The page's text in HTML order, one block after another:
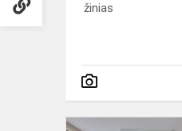
žinias